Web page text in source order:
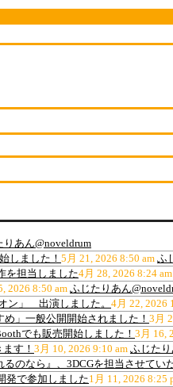
りあん@noveldrum
しました！ 5月 21, 2026 8:50 am ふ
を担当しました4月 28, 2026 8:24 am
2026 8:50 amふじたりあん
ン」 出演しました。 4月 22, 2026
」一般公開開始されました！ 3月
でも販売開始しました！ 3月 16,
す！ 3月 10, 2026 9:10 am ふじた
のなら』、3DCGを担当させてい
発で参加しました1月 11, 2026 8:25